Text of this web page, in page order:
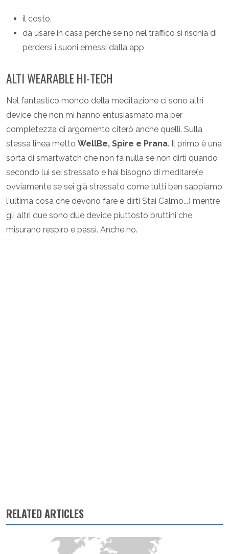
il costo.
da usare in casa perchè se no nel traffico si rischia di
perdersi i suoni emessi dalla app
ALTI WEARABLE HI-TECH
Nel fantastico mondo della meditazione ci sono altri
device che non mi hanno entusiasmato ma per
completezza di argomento citerò anche quelli. Sulla
stessa linea metto WellBe, Spire e Prana. Il primo è una
sorta di smartwatch che non fa nulla se non dirti quando
secondo lui sei stressato e hai bisogno di meditare(e
ovviamente se sei già stressato come tutti ben sappiamo
l'ultima cosa che devono fare è dirti Stai Calmo...) mentre
gli altri due sono due device piuttosto bruttini che
misurano respiro e passi. Anche no.
RELATED ARTICLES